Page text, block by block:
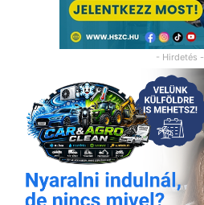
- Hirdetés -